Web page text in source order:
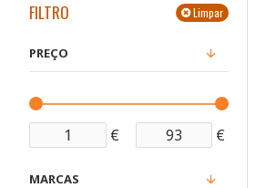
FILTRO Limpar
PREÇO
€ €
MARCAS